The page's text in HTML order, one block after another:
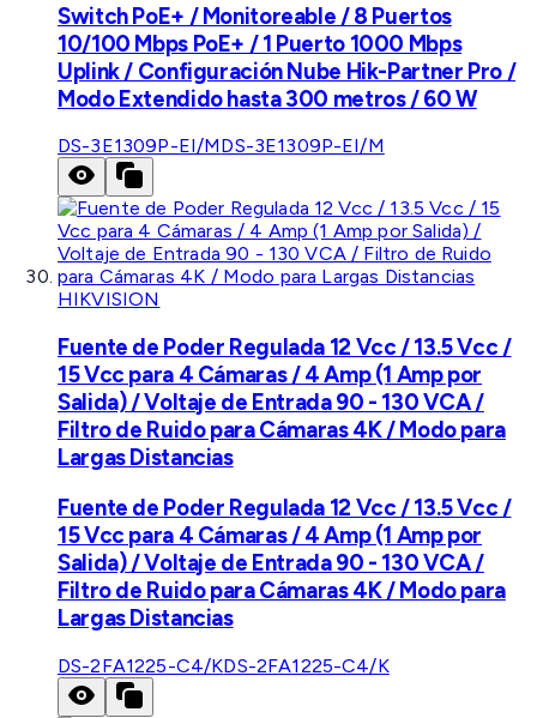
Switch PoE+ / Monitoreable / 8 Puertos
10/100 Mbps PoE+ / 1 Puerto 1000 Mbps
Uplink / Configuración Nube Hik-Partner Pro /
Modo Extendido hasta 300 metros / 60 W
DS-3E1309P-EI/MDS-3E1309P-EI/M
HIKVISION
Fuente de Poder Regulada 12 Vcc / 13.5 Vcc /
15 Vcc para 4 Cámaras / 4 Amp (1 Amp por
Salida) / Voltaje de Entrada 90 - 130 VCA /
Filtro de Ruido para Cámaras 4K / Modo para
Largas Distancias
Fuente de Poder Regulada 12 Vcc / 13.5 Vcc /
15 Vcc para 4 Cámaras / 4 Amp (1 Amp por
Salida) / Voltaje de Entrada 90 - 130 VCA /
Filtro de Ruido para Cámaras 4K / Modo para
Largas Distancias
DS-2FA1225-C4/KDS-2FA1225-C4/K